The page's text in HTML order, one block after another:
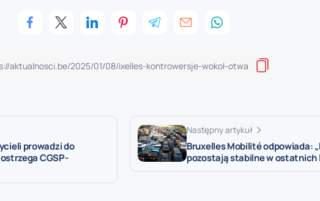
prowadzi do
CGSP-
Następny artykuł
Bruxelles Mobilité odpowiada:
pozostają stabilne w ostatnich